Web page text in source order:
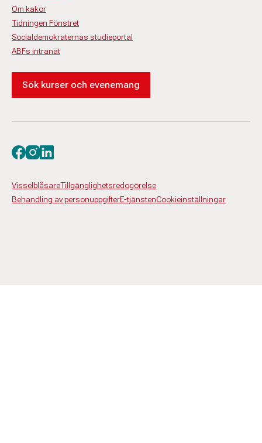
Om kakor
Tidningen Fönstret
Socialdemokraternas studieportal
ABFs intranät
Sök kurser och evenemang
VisselblåsareTillgänglighetsredogörelse
Behandling av personuppgifterE-tjänstenCookieinställningar
Besök oss på facebook
Besök oss på instagram
Besök oss på linkedin